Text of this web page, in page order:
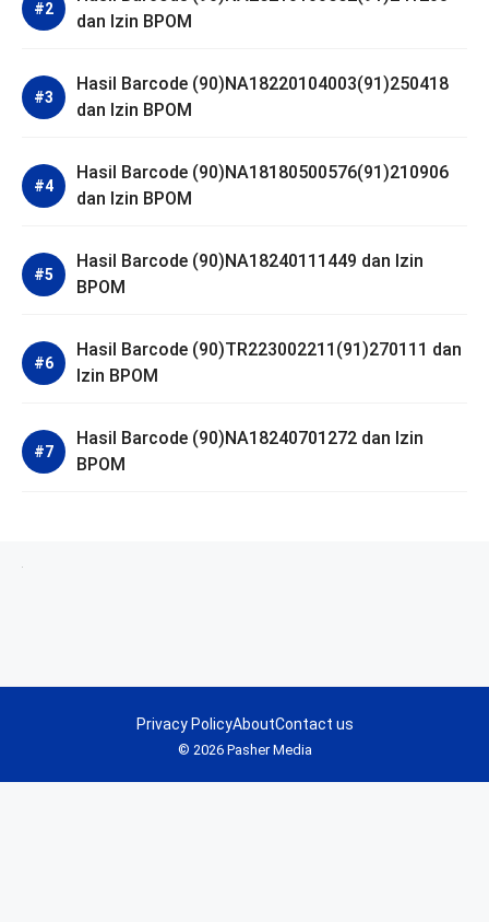
dan Izin BPOM
Hasil Barcode (90)NA18220104003(91)250418
dan Izin BPOM
Hasil Barcode (90)NA18180500576(91)210906
dan Izin BPOM
Hasil Barcode (90)NA18240111449 dan Izin
BPOM
Hasil Barcode (90)TR223002211(91)270111 dan
Izin BPOM
Hasil Barcode (90)NA18240701272 dan Izin
BPOM
© 2026 Pasher Media
Privacy PolicyAboutContact us